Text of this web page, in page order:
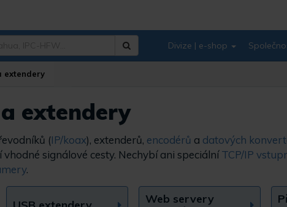
Divize | e-shop
extendery
extendery
(IP/koax), extenderů, encodérů a datových
signálové cesty. Nechybí ani speciálníTCP/IP
.
Web servery